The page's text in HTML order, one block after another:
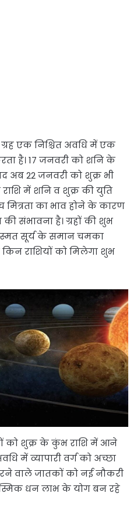
एक निश्चित अवधि में एक
है। 17 जनवरी को शनि के
अब 22 जनवरी को शुक्र भी
में शनि व शुक्र की युति
मित्रता का भाव होने के कारण
संभावना है। ग्रहों की शुभ
सूर्य के समान चमका
राशियों को मिलेगा शुभ
को शुक्र के कुंभ राशि में आने
में व्यापारी वर्ग को अच्छा
वाले जातकों को नई नौकरी
धन लाभ के योग बन रहे